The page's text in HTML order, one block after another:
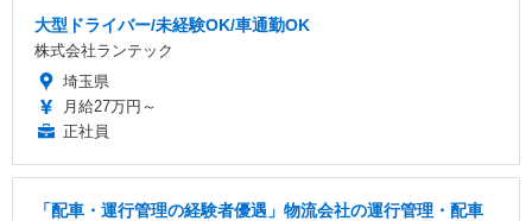
大型ドライバー/未経験OK/車通勤OK
株式会社ランテック
埼玉県
月給27万円～
正社員
「配車・運行管理の経験者優遇」物流会社の運行管理・配車